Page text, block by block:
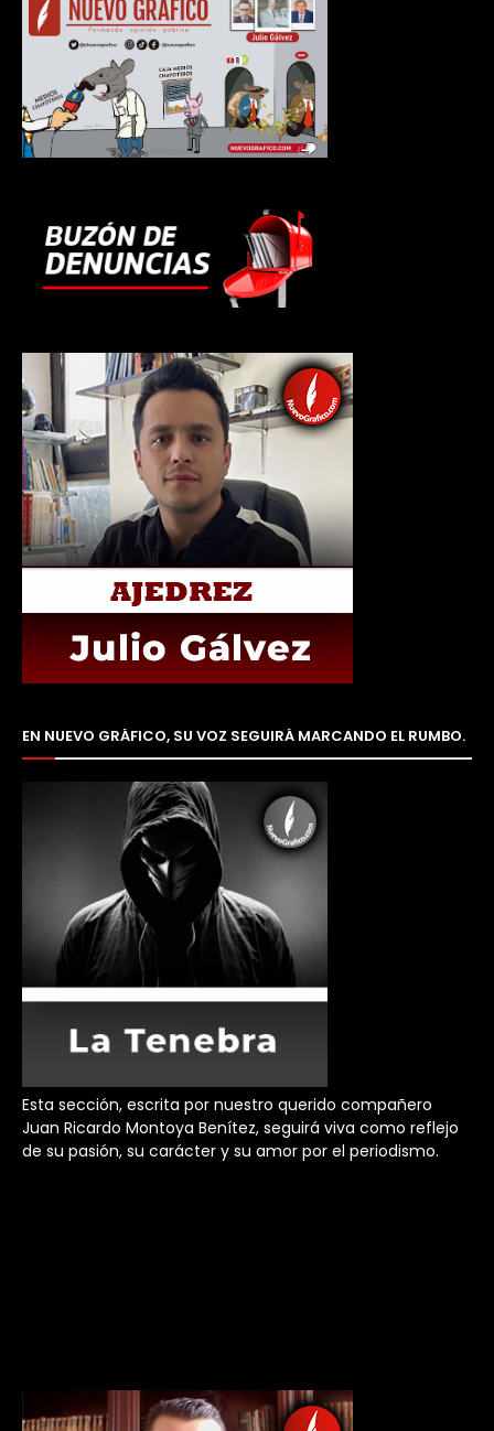
EN NUEVO GRÁFICO, SU VOZ SEGUIRÁ MARCANDO EL RUMBO.
Esta sección, escrita por nuestro querido compañero
Juan Ricardo Montoya Benítez, seguirá viva como reflejo
de su pasión, su carácter y su amor por el periodismo.